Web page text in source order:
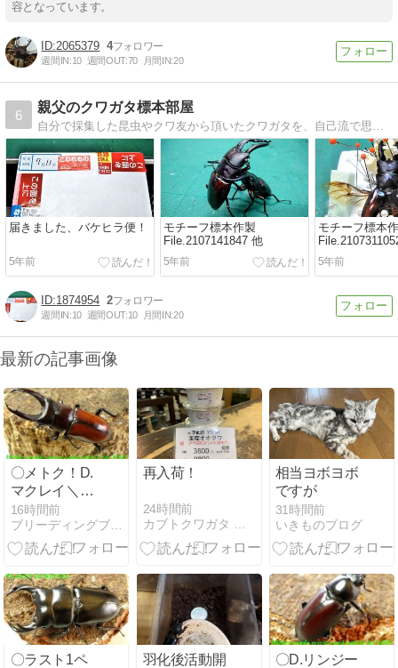
容となっています。
2065379 4
週間IN:10 週間OUT:70 月間IN:20
6
親父のクワガタ標本部屋
届きました、バケヒラ便！
5年前
モチーフ標本作製
File.2107141847 他
5年前
モチーフ標本
5年前
1874954 2
週間IN:10 週間OUT:10 月間IN:20
最新の記事画像
〇メトク！D.
マクレイ＼
(^o^)／
16時間前
再入荷！
24時間前
カブトクワガタ ＧＬＯＢＡＬ
相当ヨボヨボ
ですが
31時間前
いきものブログ
〇ラスト1ペ
羽化後活動開
〇D.リンジー